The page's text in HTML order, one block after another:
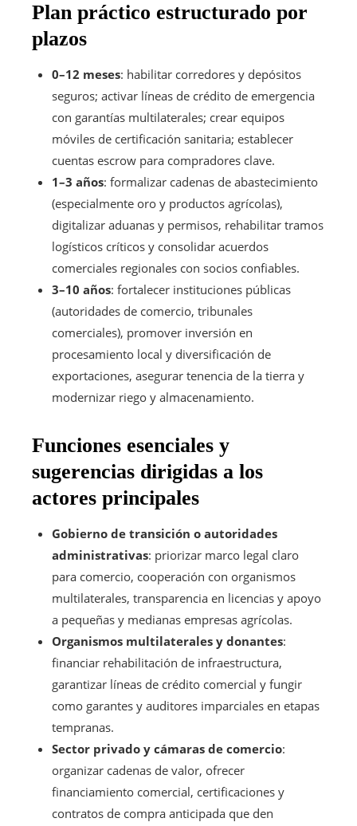
Plan práctico estructurado por
plazos
0–12 meses: habilitar corredores y depósitos
seguros; activar líneas de crédito de emergencia
con garantías multilaterales; crear equipos
móviles de certificación sanitaria; establecer
cuentas escrow para compradores clave.
1–3 años: formalizar cadenas de abastecimiento
(especialmente oro y productos agrícolas),
digitalizar aduanas y permisos, rehabilitar tramos
logísticos críticos y consolidar acuerdos
comerciales regionales con socios confiables.
3–10 años: fortalecer instituciones públicas
(autoridades de comercio, tribunales
comerciales), promover inversión en
procesamiento local y diversificación de
exportaciones, asegurar tenencia de la tierra y
modernizar riego y almacenamiento.
Funciones esenciales y
sugerencias dirigidas a los
actores principales
Gobierno de transición o autoridades
administrativas: priorizar marco legal claro
para comercio, cooperación con organismos
multilaterales, transparencia en licencias y apoyo
a pequeñas y medianas empresas agrícolas.
Organismos multilaterales y donantes:
financiar rehabilitación de infraestructura,
garantizar líneas de crédito comercial y fungir
como garantes y auditores imparciales en etapas
tempranas.
Sector privado y cámaras de comercio:
organizar cadenas de valor, ofrecer
financiamiento comercial, certificaciones y
contratos de compra anticipada que den